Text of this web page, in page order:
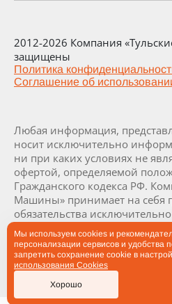
2012-2026 Компания
защищены
Политика
Соглашение об
Любая информация,
носит исключительно
ни при каких условиях не
офертой, определяемой
Гражданского кодекса РФ.
Машины» принимает на себя
обязательства
и специально совершенных
комплектация заводов и их
проектными и могут быть
производства заводов по
Мы используем cookies и
персонализации сервисов и удобства
запретить сохранение cookie в
использования Cookies
Хорошо